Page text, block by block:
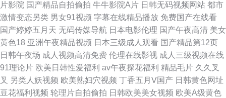
片影院 国产精品自拍偷拍 牛牛影院A片 日韩无码视频网站 都市
激情变态另类 男女91视频 字幕在线精品播放 免费国产在线看
国产婷婷五月天 无码传媒导航 日本电影伦理 国产午夜高清 美女
黄色18 亚洲午夜精品视频 日本三级成人观看 国产精品第12页
日韩午夜场 成人视频高清免费 伦理在线影视 成人三级视频在线
91理论片 欧美日韩性爱福利 av午夜探花福利 精品毛片 久久叉
叉 另类人妖视频 欧美熟妇穴视频 丁香五月V国产 日韩黄色网址
豆花福利视频 轮理片自拍偷拍 日韩欧美美女视频 欧美A级黄色